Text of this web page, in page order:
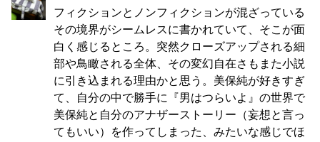
フィクションとノンフィクションが混ざっている
その境界がシームレスに書かれていて、そこが面
白く感じるところ。突然クローズアップされる細
部や鳥瞰される全体、その変幻自在さもまた小説
に引き込まれる理由かと思う。美保純が好きすぎ
て、自分の中で勝手に『男はつらいよ』の世界で
美保純と自分のアナザーストーリー（妄想と言っ
てもいい）を作ってしまった、みたいな感じでほ